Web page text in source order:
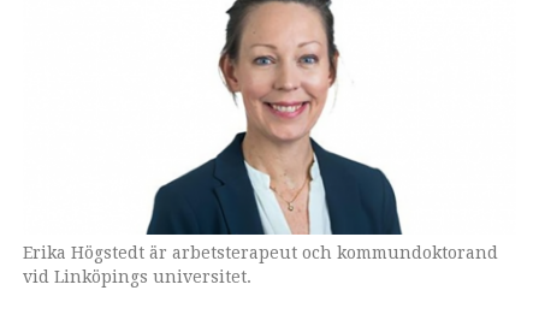
Erika Högstedt är arbetsterapeut och kommundoktorand
vid Linköpings universitet.